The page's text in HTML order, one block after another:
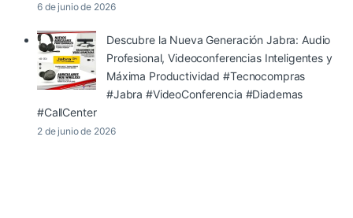
6 de junio de 2026
Descubre la Nueva Generación Jabra: Audio
Profesional, Videoconferencias Inteligentes y
Máxima Productividad #Tecnocompras
#Jabra #VideoConferencia #Diademas
#CallCenter
2 de junio de 2026